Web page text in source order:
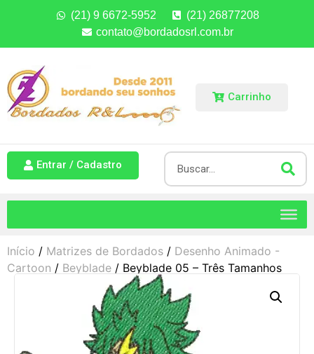
(21) 9 6672-5952
(21) 26877208
contato@bordadosrl.com.br
Carrinho
Entrar / Cadastro
Início / Matrizes de Bordados / Desenho Animado -
Cartoon / Beyblade / Beyblade 05 – Três Tamanhos